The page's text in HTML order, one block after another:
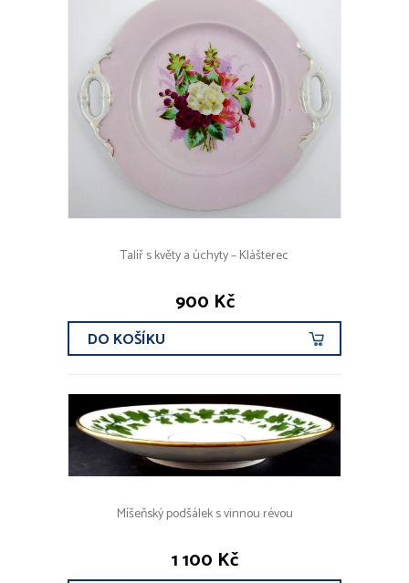
Talíř s květy a úchyty – Klášterec
900 Kč
DO KOŠÍKU
Míšeňský podšálek s vinnou révou
1 100 Kč